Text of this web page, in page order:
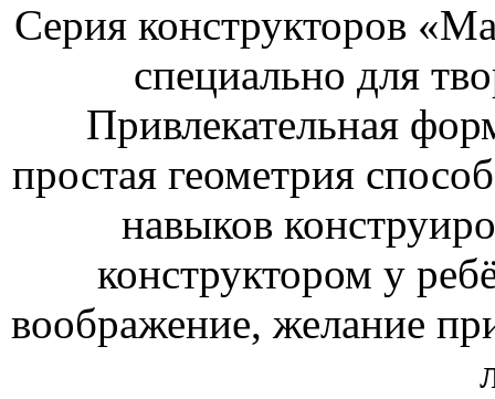
Серия конструкторов
специально для
Привлекательная
простая геометрия
навыков
конструктором у
воображение, желание